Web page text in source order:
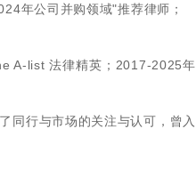
年公司并购领域"推荐律师；
A-list 法律精英；2017-2025年
同行与市场的关注与认可，曾入